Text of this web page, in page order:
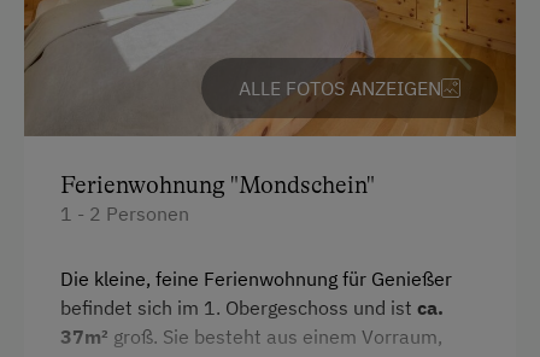
Hofeigene Produkte
Mithilfe am Hof
Pauschalangebote
Kinder-Ausstattung
Kinder sind willkommen
Kinderspielplatz
ALLE FOTOS ANZEIGEN
Ferienwohnung "Mondschein"
1 - 2 Personen
Die kleine, feine Ferienwohnung für Genießer
befindet sich im 1. Obergeschoss und ist ca.
37m² groß. Sie besteht aus einem Vorraum,